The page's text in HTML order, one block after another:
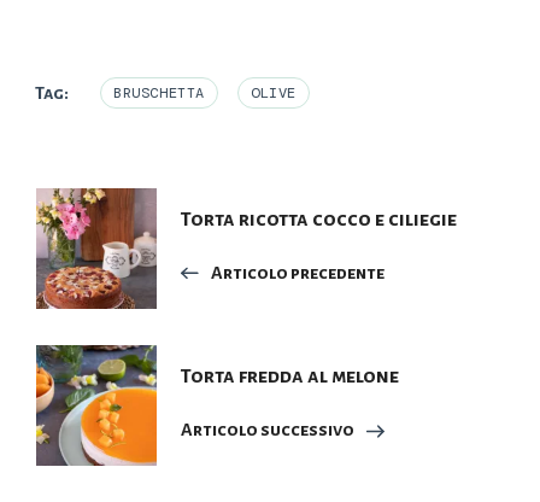
Tag: BRUSCHETTA OLIVE
Navigazione
articoli
Torta ricotta cocco e ciliegie
Articolo precedente
Torta fredda al melone
Articolo successivo